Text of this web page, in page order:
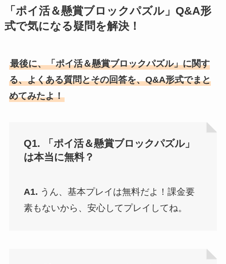
「ポイ活＆懸賞ブロックパズル」Q&A形
式で気になる疑問を解決！
最後に、「ポイ活＆懸賞ブロックパズル」に関す
る、よくある質問とその回答を、Q&A形式でまと
めてみたよ！
Q1. 「ポイ活＆懸賞ブロックパズル」
は本当に無料？
A1. うん、基本プレイは無料だよ！課金要
素もないから、安心してプレイしてね。